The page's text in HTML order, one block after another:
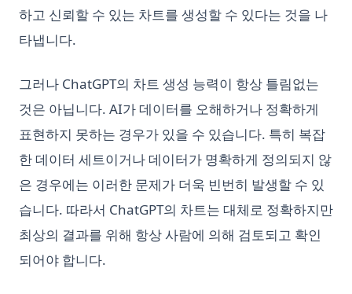
하고 신뢰할 수 있는 차트를 생성할 수 있다는 것을 나
타냅니다.
그러나 ChatGPT의 차트 생성 능력이 항상 틀림없는
것은 아닙니다. AI가 데이터를 오해하거나 정확하게
표현하지 못하는 경우가 있을 수 있습니다. 특히 복잡
한 데이터 세트이거나 데이터가 명확하게 정의되지 않
은 경우에는 이러한 문제가 더욱 빈번히 발생할 수 있
습니다. 따라서 ChatGPT의 차트는 대체로 정확하지만
최상의 결과를 위해 항상 사람에 의해 검토되고 확인
되어야 합니다.